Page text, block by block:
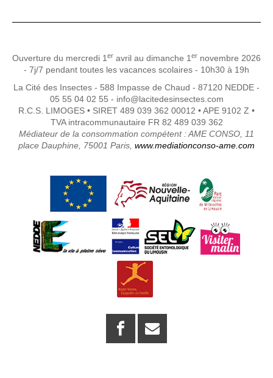
Ouverture du mercredi 1er avril au dimanche 1er novembre 2026
- 7j/7 pendant toutes les vacances scolaires - 10h30 à 19h
La Cité des Insectes - 588 Impasse de Chaud - 87120 NEDDE -
05 55 04 02 55 - info@lacitedesinsectes.com
R.C.S. LIMOGES • SIRET 489 039 362 00012 • APE 9102 Z •
TVA intracommunautaire FR 82 489 039 362
Médiateur de la consommation compétent : AME CONSO, 11
place Dauphine, 75001 Paris, www.mediationconso-ame.com